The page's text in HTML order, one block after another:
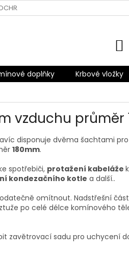
OSOBNÍCH ÚDAJŮ
doplňky Krbové vložky
vzduchu průměr
disponuje dvěma šachtami
180mm.
spotřebiči, protažení kabeláže
kondezačního kotle a další..
omítnout. Nadstřešní
po celé délce komínového
zavětrovací sadu pro uchycení